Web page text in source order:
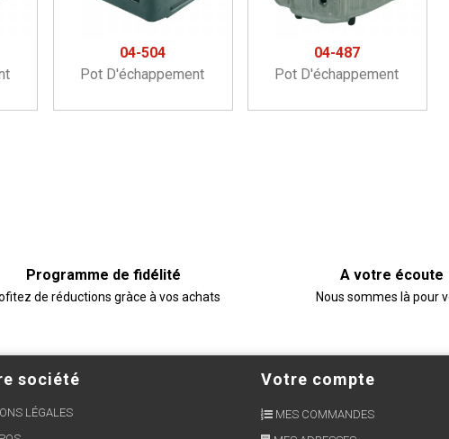
04-504
Pot D'échappement
04-487
Pot D'échappement
Programme de fidélité
de réductions gràce à vos achats
A votre écoute
Nous sommes là pour
société
LÉGALES
Votre compte
MES COMMANDES